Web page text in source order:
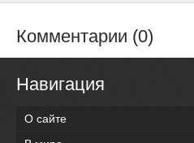
Комментарии (0)
Навигация
О сайте